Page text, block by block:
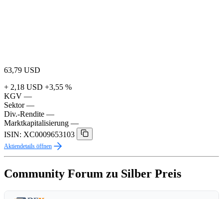
63,79 USD
+ 2,18 USD +3,55 %
KGV —
Sektor —
Div.-Rendite —
Marktkapitalisierung —
ISIN: XC0009653103
Aktiendetails öffnen
Community Forum zu Silber Preis